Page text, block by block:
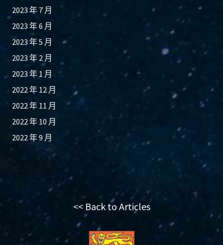
2023 年 7 月
2023 年 6 月
2023 年 5 月
2023 年 2 月
2023 年 1 月
2022 年 12 月
2022 年 11 月
2022 年 10 月
2022 年 9 月
<< Back to Articles